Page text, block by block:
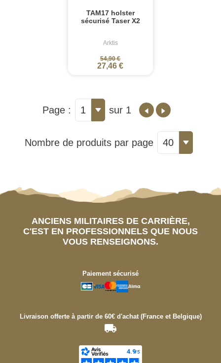
TAM17 holster
sécurisé Taser X2
Arktis
54,90 €
27,46 €
Page : 1 sur 1
Nombre de produits par page 40
ANCIENS MILITAIRES DE CARRIÈRE,
C'EST EN PROFESSIONNELS QUE NOUS
VOUS RENSEIGNONS.
Paiement sécurisé
Livraison offerte à partir de 60€ d'achat (France et Belgique)